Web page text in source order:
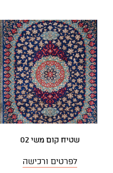
שטיח קום משי 02
לפרטים ורכישה